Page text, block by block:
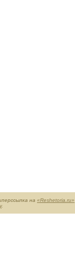
на «Reshetoria.ru»
.